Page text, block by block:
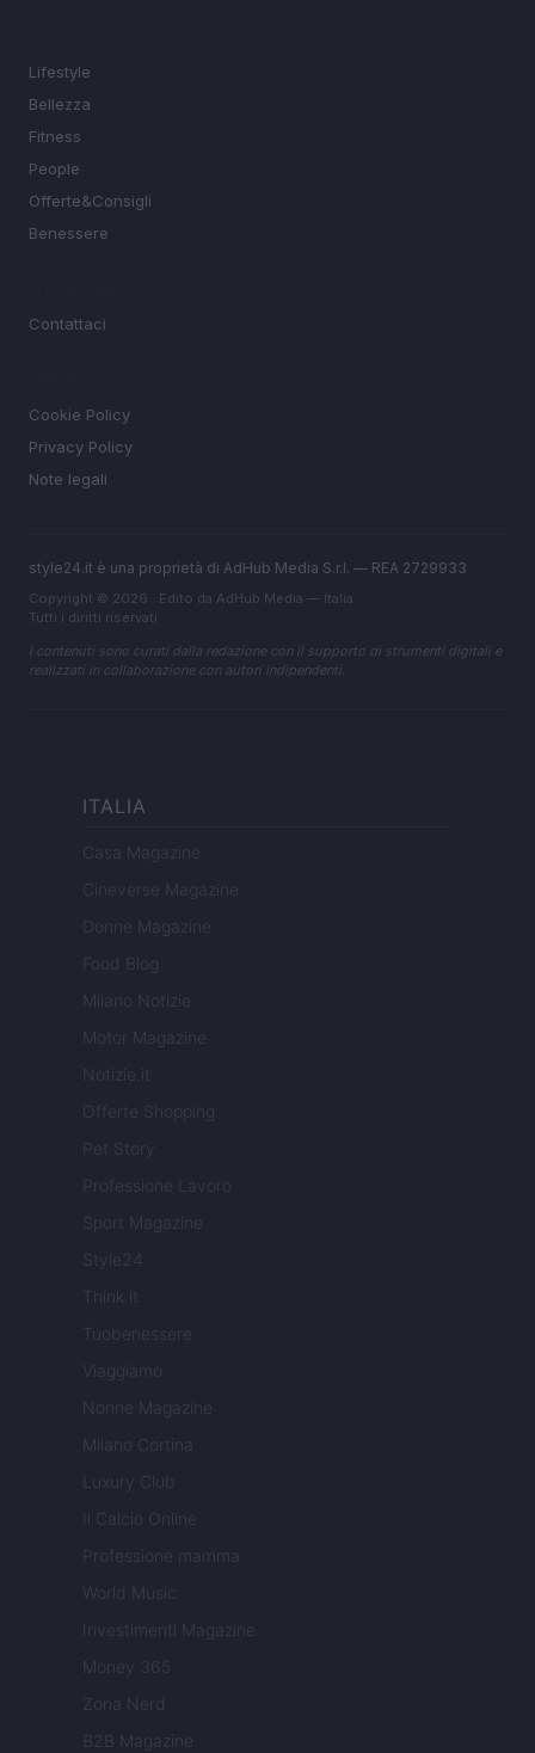
Lifestyle
Bellezza
Fitness
People
Offerte&Consigli
Benessere
Contattaci
Cookie Policy
Privacy Policy
Note legali
style24.it è una proprietà di AdHub Media S.r.l. — REA 2729933
Copyright © 2026 · Edito da AdHub Media — Italia
Tutti i diritti riservati
I contenuti sono curati dalla redazione con il supporto di strumenti digitali e
realizzati in collaborazione con autori indipendenti.
ITALIA
Casa Magazine
Cineverse Magazine
Donne Magazine
Food Blog
Milano Notizie
Motor Magazine
Notizie.it
Offerte Shopping
Pet Story
Professione Lavoro
Sport Magazine
Style24
Think.it
Tuobenessere
Viaggiamo
Nonne Magazine
Milano Cortina
Luxury Club
Il Calcio Online
Professione mamma
World Music
Investimenti Magazine
Money 365
Zona Nerd
B2B Magazine